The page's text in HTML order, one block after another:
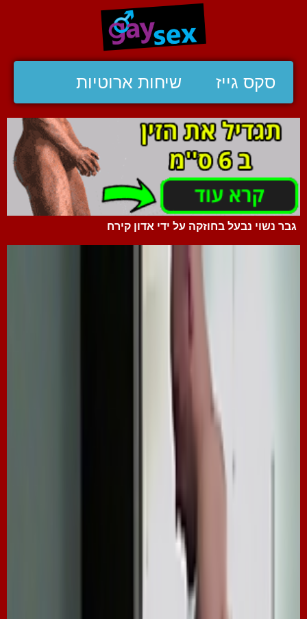
סקס גייז שיחות ארוטיות
גבר נשוי נבעל בחוזקה על ידי אדון קירח